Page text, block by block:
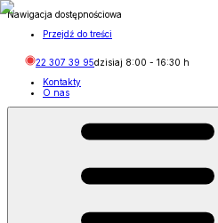
Nawigacja dostępnościowa
Przejdź do treści
22 307 39 95dzisiaj 8:00 - 16:30 h
Kontakty
O nas